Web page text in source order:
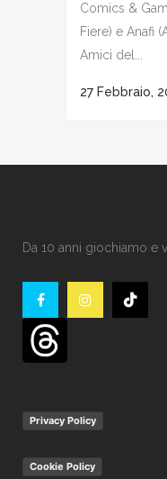
Comics &
Fiere) e Anafi
Amici del...
27 Febbraio,
Da 10 anni giochiamo e
Privacy Policy
Cookie Policy